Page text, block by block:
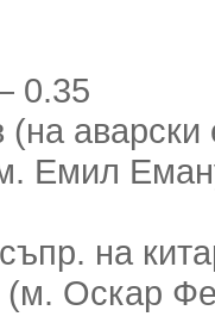
0.35
аварски
Емил
на
Оскар